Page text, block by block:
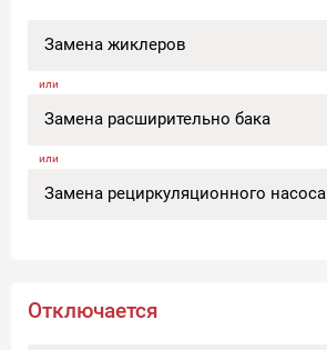
Замена жиклеров
Замена расширительно бака
Замена рециркуляционного насоса
Отключается